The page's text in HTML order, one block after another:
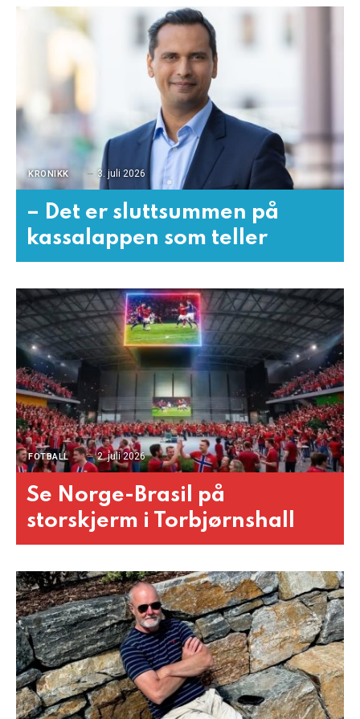
KRONIKK 3. juli 2026
– Det er sluttsummen på
kassalappen som teller
FOTBALL 2. juli 2026
Se Norge-Brasil på
storskjerm i Torbjørnshall